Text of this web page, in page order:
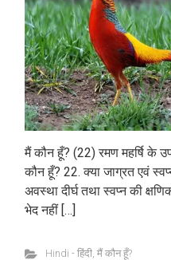
मैं कौन हूँ? (22) रमण महर्षि के
कौन हूँ? 22. क्या जाग्रत एवं
अवस्था दीर्घ तथा स्वप्न की
भेद नहीं […]
Hindi - हिंदी, मैं कौन हूँ?